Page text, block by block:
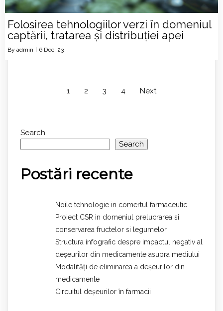
Folosirea tehnologiilor verzi în domeniul
captării, tratarea și distribuției apei
By admin 6 Dec, 23
1 2 3 4 Next
Search
Search
Postări recente
Noile tehnologie in comertul farmaceutic
Proiect CSR in domeniul prelucrarea si
conservarea fructelor si legumelor
Structura infografic despre impactul negativ al
deșeurilor din medicamente asupra mediului
Modalități de eliminarea a deșeurilor din
medicamente
Circuitul deșeurilor în farmacii